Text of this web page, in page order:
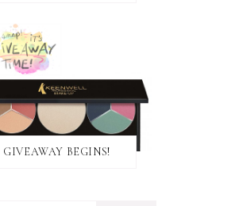
GIVEAWAY BEGINS!